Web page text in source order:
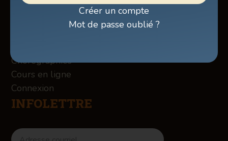
Créer un compte
Mot de passe oublié ?
Boutique
À propos des Winslow
Chorégraphies
Cours en ligne
Connexion
INFOLETTRE